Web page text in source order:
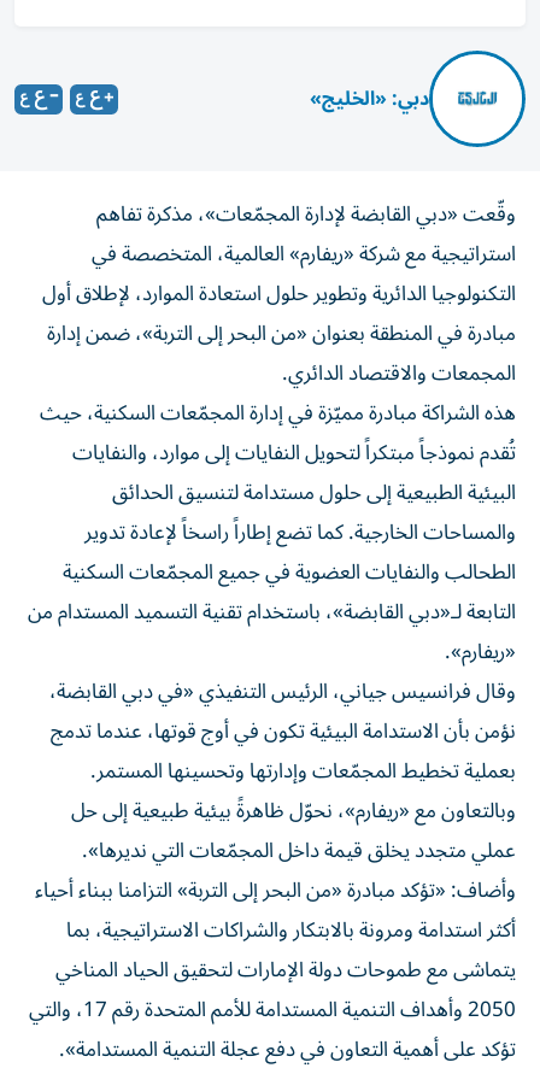
دبي: «الخليج»
وقّعت «دبي القابضة لإدارة المجمّعات»، مذكرة تفاهم
استراتيجية مع شركة «ريفارم» العالمية، المتخصصة في
التكنولوجيا الدائرية وتطوير حلول استعادة الموارد، لإطلاق أول
مبادرة في المنطقة بعنوان «من البحر إلى التربة»، ضمن إدارة
المجمعات والاقتصاد الدائري.
هذه الشراكة مبادرة مميّزة في إدارة المجمّعات السكنية، حيث
تُقدم نموذجاً مبتكراً لتحويل النفايات إلى موارد، والنفايات
البيئية الطبيعية إلى حلول مستدامة لتنسيق الحدائق
والمساحات الخارجية. كما تضع إطاراً راسخاً لإعادة تدوير
الطحالب والنفايات العضوية في جميع المجمّعات السكنية
التابعة لـ«دبي القابضة»، باستخدام تقنية التسميد المستدام من
«ريفارم».
وقال فرانسيس جياني، الرئيس التنفيذي «في دبي القابضة،
نؤمن بأن الاستدامة البيئية تكون في أوج قوتها، عندما تدمج
بعملية تخطيط المجمّعات وإدارتها وتحسينها المستمر.
وبالتعاون مع «ريفارم»، نحوّل ظاهرةً بيئية طبيعية إلى حل
عملي متجدد يخلق قيمة داخل المجمّعات التي نديرها».
وأضاف: «تؤكد مبادرة «من البحر إلى التربة» التزامنا ببناء أحياء
أكثر استدامة ومرونة بالابتكار والشراكات الاستراتيجية، بما
يتماشى مع طموحات دولة الإمارات لتحقيق الحياد المناخي
2050 وأهداف التنمية المستدامة للأمم المتحدة رقم 17، والتي
تؤكد على أهمية التعاون في دفع عجلة التنمية المستدامة».